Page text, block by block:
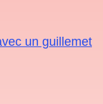
un guillemet